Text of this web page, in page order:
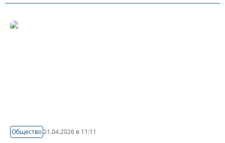
Общество21.04.2026 в 11:11